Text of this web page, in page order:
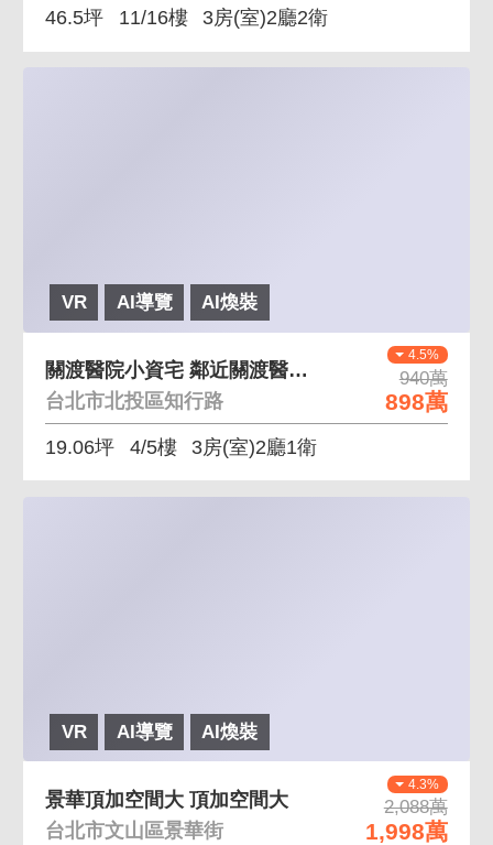
46.5坪 11/16樓 3房(室)2廳2衛
VR AI導覽 AI煥裝
4.5%
940萬
898萬
關渡醫院小資宅 鄰近關渡醫院、生活機能佳
台北市北投區知行路
19.06坪 4/5樓 3房(室)2廳1衛
VR AI導覽 AI煥裝
4.3%
2,088萬
1,998萬
景華頂加空間大 頂加空間大
台北市文山區景華街